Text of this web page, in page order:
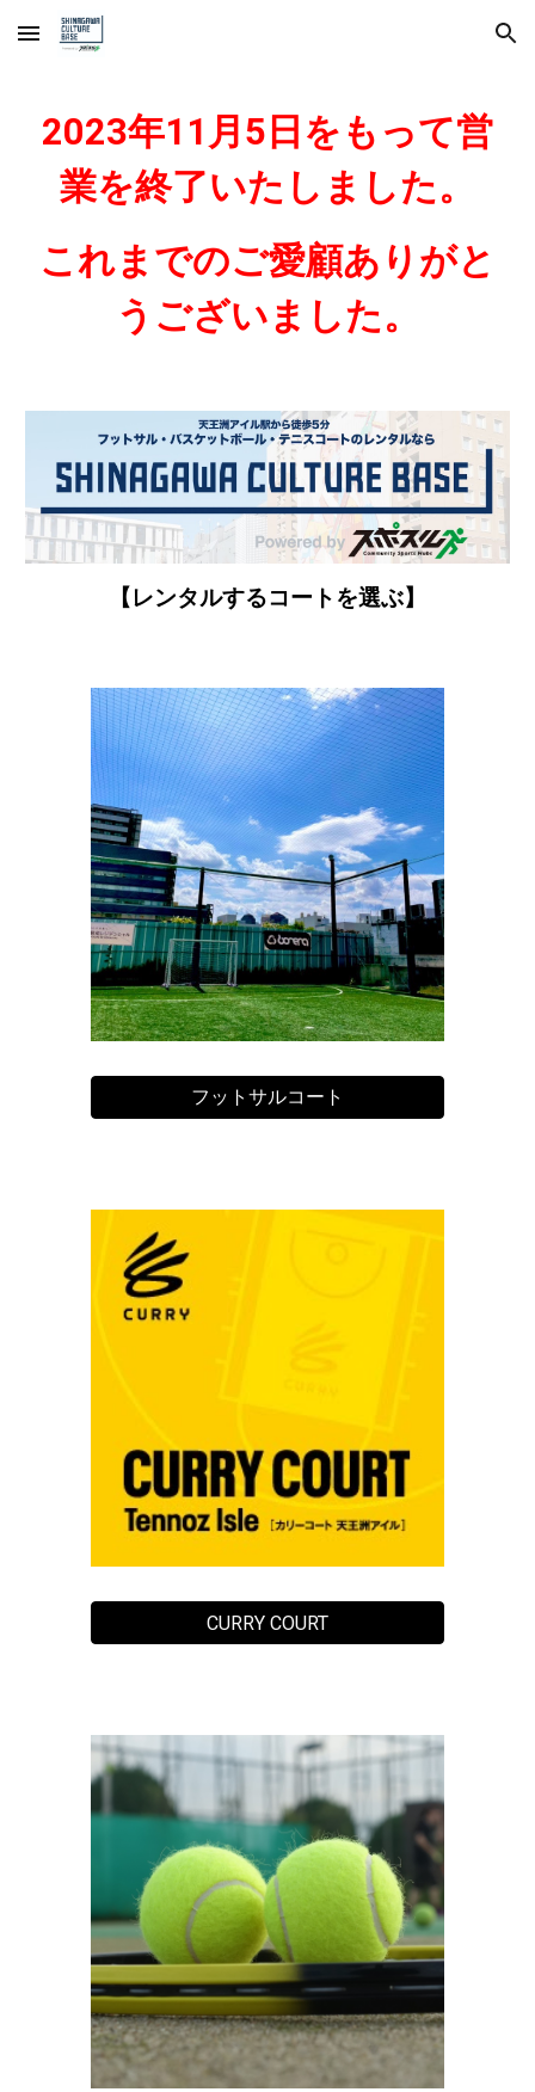
Skip to main content Skip to navigation
2023年11月5日をもって営
業を終了いたしました。
これまでのご愛顧ありがと
うございました。
【レンタルするコートを選ぶ】
フットサルコート
CURRY COURT